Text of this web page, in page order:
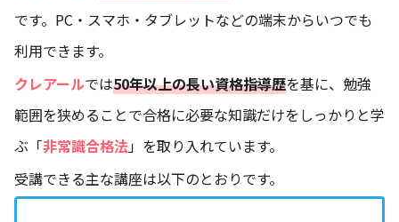
です。PC・スマホ・タブレットなどの端末からいつでも
利用できます。
クレアールでは50年以上の長い資格指導歴を基に、勉強
範囲を狭めることで合格に必要な知識だけをしっかりと学
ぶ「非常識合格法」を取り入れています。
受講できる主な講座は以下のとおりです。